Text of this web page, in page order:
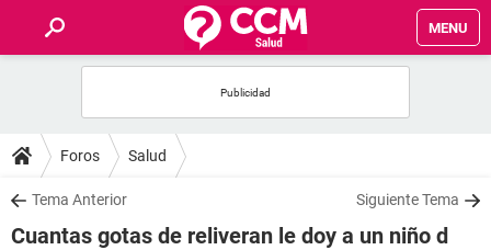
MENU
FOROS
SALUD
Foros Salud
Tema Anterior Siguiente Tema
Cuantas gotas de reliveran le doy a un niño d